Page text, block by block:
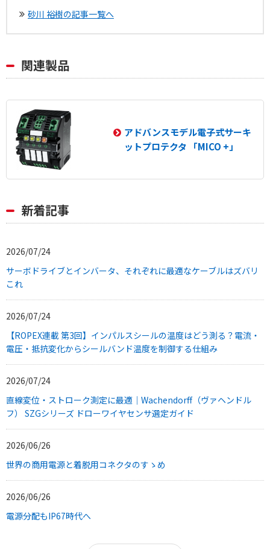
砂川 裕樹の記事一覧へ
関連製品
アドバンスモデル電子式サーキ
ットプロテクタ 「MICO +」
新着記事
2026/07/24
サーボドライブとインバータ、それぞれに最適なケーブルはズバリ
これ
2026/07/24
【ROPEX連載 第3回】インパルスシールの温度はどう測る？電流・
電圧・抵抗変化からシールバンド温度を制御する仕組み
2026/07/24
直線変位・ストローク測定に最適｜Wachendorff（ヴァヘンドル
フ） SZGシリーズ ドローワイヤセンサ選定ガイド
2026/06/26
世界の商用電源と着脱用コネクタのすゝめ
2026/06/26
電源分配もIP67時代へ